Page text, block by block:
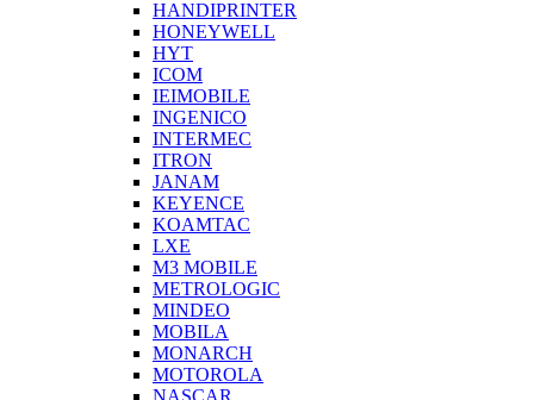
HANDIPRINTER
HONEYWELL
HYT
ICOM
IEIMOBILE
INGENICO
INTERMEC
ITRON
JANAM
KEYENCE
KOAMTAC
LXE
M3 MOBILE
METROLOGIC
MINDEO
MOBILA
MONARCH
MOTOROLA
NASCAR